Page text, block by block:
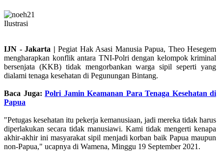
Ilustrasi
IJN - Jakarta | Pegiat Hak Asasi Manusia Papua, Theo Hesegem
mengharapkan konflik antara TNI-Polri dengan kelompok kriminal
bersenjata (KKB) tidak mengorbankan warga sipil seperti yang
dialami tenaga kesehatan di Pegunungan Bintang.
Baca Juga: Polri Jamin Keamanan Para Tenaga Kesehatan di
Papua
"Petugas kesehatan itu pekerja kemanusiaan, jadi mereka tidak harus
diperlakukan secara tidak manusiawi. Kami tidak mengerti kenapa
akhir-akhir ini masyarakat sipil menjadi korban baik Papua maupun
non-Papua," ucapnya di Wamena, Minggu 19 September 2021.